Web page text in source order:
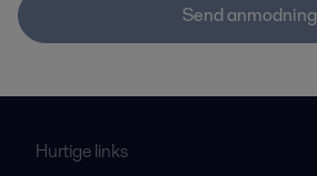
Send anmodning
Hurtige links